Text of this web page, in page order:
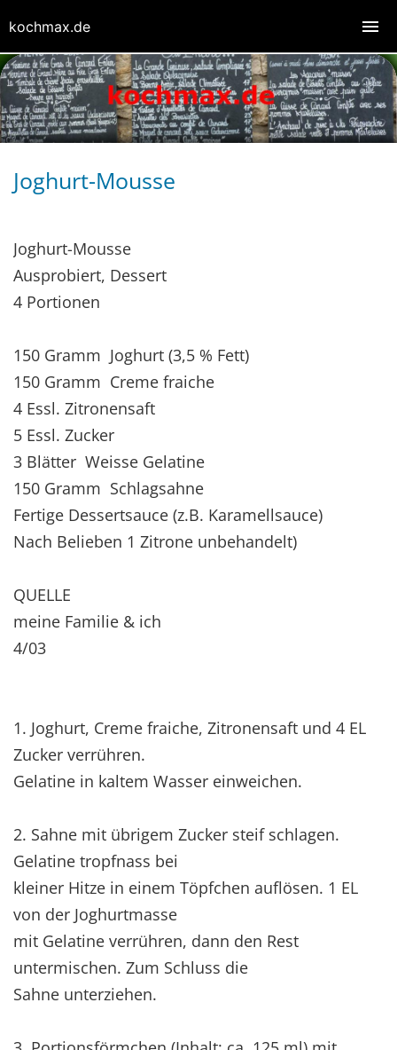
Joghurt-Mousse
Joghurt-Mousse
Ausprobiert, Dessert
4 Portionen
150 Gramm Joghurt (3,5 % Fett)
150 Gramm Creme fraiche
4 Essl. Zitronensaft
5 Essl. Zucker
3 Blätter Weisse Gelatine
150 Gramm Schlagsahne
Fertige Dessertsauce (z.B. Karamellsauce)
Nach Belieben 1 Zitrone unbehandelt)
QUELLE
meine Familie & ich
4/03
1. Joghurt, Creme fraiche, Zitronensaft und 4 EL
Zucker verrühren.
Gelatine in kaltem Wasser einweichen.
2. Sahne mit übrigem Zucker steif schlagen.
Gelatine tropfnass bei
kleiner Hitze in einem Töpfchen auflösen. 1 EL
von der Joghurtmasse
mit Gelatine verrühren, dann den Rest
untermischen. Zum Schluss die
Sahne unterziehen.
kochmax.de